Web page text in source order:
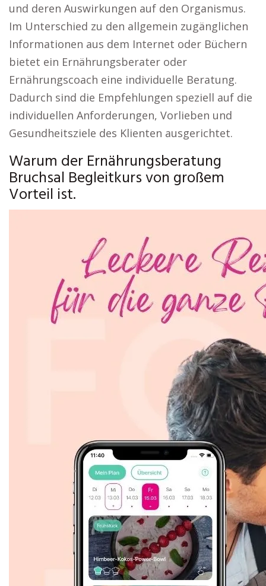
und deren Auswirkungen auf den Organismus.
Im Unterschied zu den allgemein zugänglichen
Informationen aus dem Internet oder Büchern
bietet ein Ernährungsberater oder
Ernährungscoach eine individuelle Beratung.
Dadurch sind die Empfehlungen speziell auf die
individuellen Anforderungen, Vorlieben und
Gesundheitsziele des Klienten ausgerichtet.
Warum der Ernährungsberatung
Bruchsal Begleitkurs von großem
Vorteil ist.